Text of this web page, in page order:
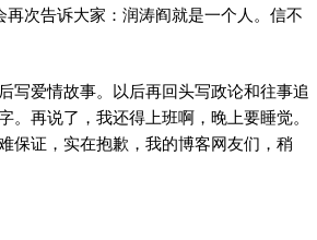
次告诉大家：润涛阎就是一个人。信不
写爱情故事。以后再回头写政论和往事追
。再说了，我还得上班啊，晚上要睡觉。
保证，实在抱歉，我的博客网友们，稍